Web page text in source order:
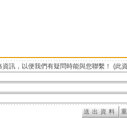
資訊，以便我們有疑問時能與您聯繫！ (此